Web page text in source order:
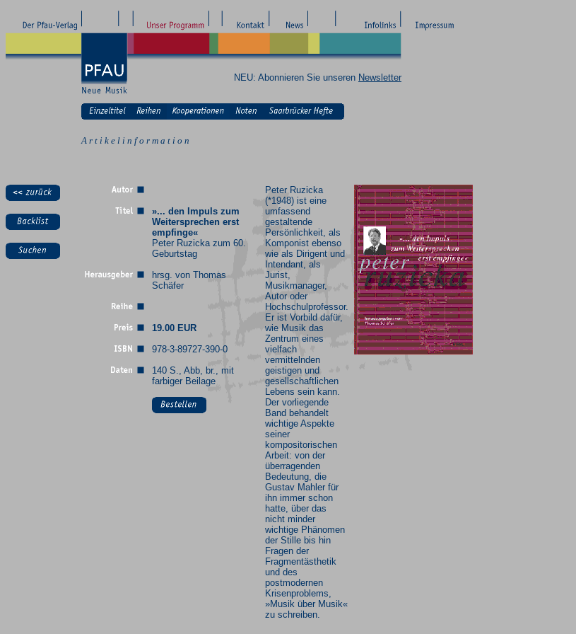
NEU: Abonnieren Sie unseren Newsletter
A r t i k e l i n f o r m a t i o n
»... den Impuls zum
Weitersprechen erst
empfinge«
Peter Ruzicka zum 60.
Geburtstag
hrsg. von Thomas
Schäfer
19.00 EUR
978-3-89727-390-0
140 S., Abb, br., mit
farbiger Beilage
Peter Ruzicka
(*1948) ist eine
umfassend
gestaltende
Persönlichkeit, als
Komponist ebenso
wie als Dirigent und
Intendant, als
Jurist,
Musikmanager,
Autor oder
Hochschulprofessor.
Er ist Vorbild dafür,
wie Musik das
Zentrum eines
vielfach
vermittelnden
geistigen und
gesellschaftlichen
Lebens sein kann.
Der vorliegende
Band behandelt
wichtige Aspekte
seiner
kompositorischen
Arbeit: von der
überragenden
Bedeutung, die
Gustav Mahler für
ihn immer schon
hatte, über das
nicht minder
wichtige Phänomen
der Stille bis hin
Fragen der
Fragmentästhetik
und des
postmodernen
Krisenproblems,
»Musik über Musik«
zu schreiben.